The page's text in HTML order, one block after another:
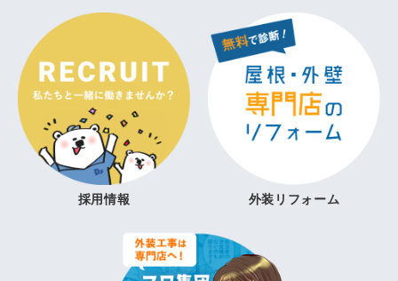
採用情報 外装リフォーム